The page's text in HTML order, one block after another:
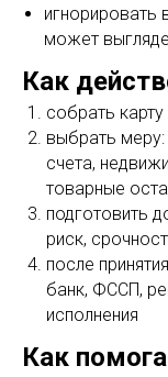
игнорировать
может
Как
собрать
выбрать меру:
счета,
товарные
подготовить
риск,
после
банк, ФССП,
исполнения
Как